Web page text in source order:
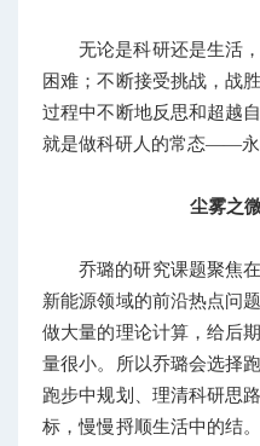
无论是科研还是生活
困难；不断接受挑战，战
过程中不断地反思和超越
就是做科研人的常态——永
尘雾之
乔璐的研究课题聚焦
新能源领域的前沿热点问
做大量的理论计算，给后
量很小。所以乔璐会选择
跑步中规划、理清科研思
标，慢慢捋顺生活中的结